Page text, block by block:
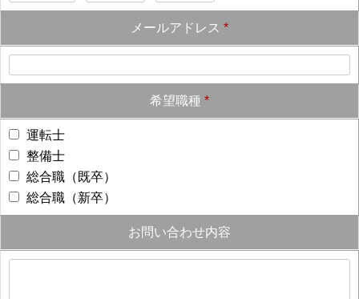
メールアドレス *
希望職種 *
運転士
整備士
総合職（既卒）
総合職（新卒）
お問い合わせ内容